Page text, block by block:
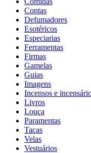
Contas
Defumadores
Esotéricos
Especiarias
Ferramentas
Firmas
Gamelas
Guias
Imagens
Incensos e
Livros
Louça
Paramentas
Taças
Velas
Vestuários